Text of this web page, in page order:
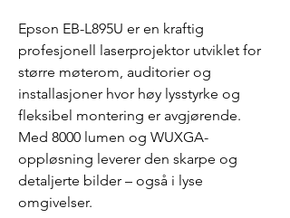
Epson EB-L895U er en kraftig
profesjonell laserprojektor utviklet for
større møterom, auditorier og
installasjoner hvor høy lysstyrke og
fleksibel montering er avgjørende.
Med 8000 lumen og WUXGA-
oppløsning leverer den skarpe og
detaljerte bilder – også i lyse
omgivelser.